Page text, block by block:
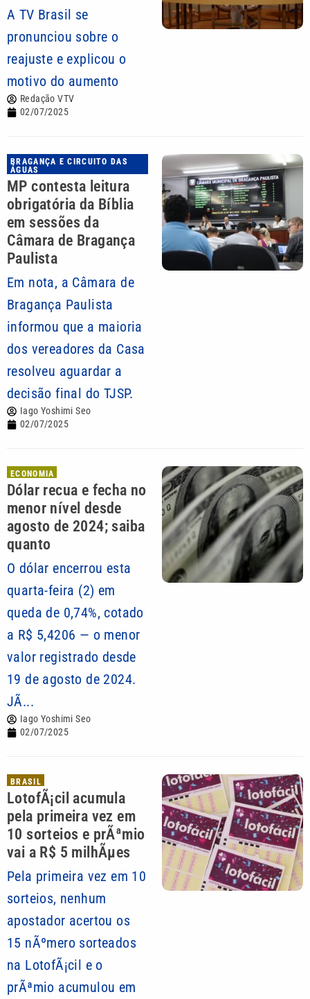
A TV Brasil se
pronunciou sobre o
reajuste e explicou o
motivo do aumento
Redação VTV
02/07/2025
BRAGANÇA E CIRCUITO DAS
ÁGUAS
MP contesta leitura
obrigatória da Bíblia
em sessões da
Câmara de Bragança
Paulista
Em nota, a Câmara de
Bragança Paulista
informou que a maioria
dos vereadores da Casa
resolveu aguardar a
decisão final do TJSP.
Iago Yoshimi Seo
02/07/2025
ECONOMIA
Dólar recua e fecha no
menor nível desde
agosto de 2024; saiba
quanto
O dólar encerrou esta
quarta-feira (2) em
queda de 0,74%, cotado
a R$ 5,4206 — o menor
valor registrado desde
19 de agosto de 2024.
JÃ...
Iago Yoshimi Seo
02/07/2025
BRASIL
LotofÃ¡cil acumula
pela primeira vez em
10 sorteios e prÃªmio
vai a R$ 5 milhÃµes
Pela primeira vez em 10
sorteios, nenhum
apostador acertou os
15 nÃºmero sorteados
na LotofÃ¡cil e o
prÃªmio acumulou em